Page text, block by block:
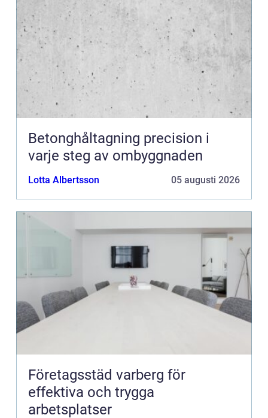
Betonghåltagning precision i
varje steg av ombyggnaden
Lotta Albertsson 05 augusti 2026
Företagsstäd varberg för
effektiva och trygga
arbetsplatser